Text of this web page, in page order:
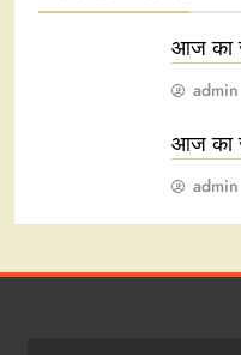
आज का
admin
आज का
admin